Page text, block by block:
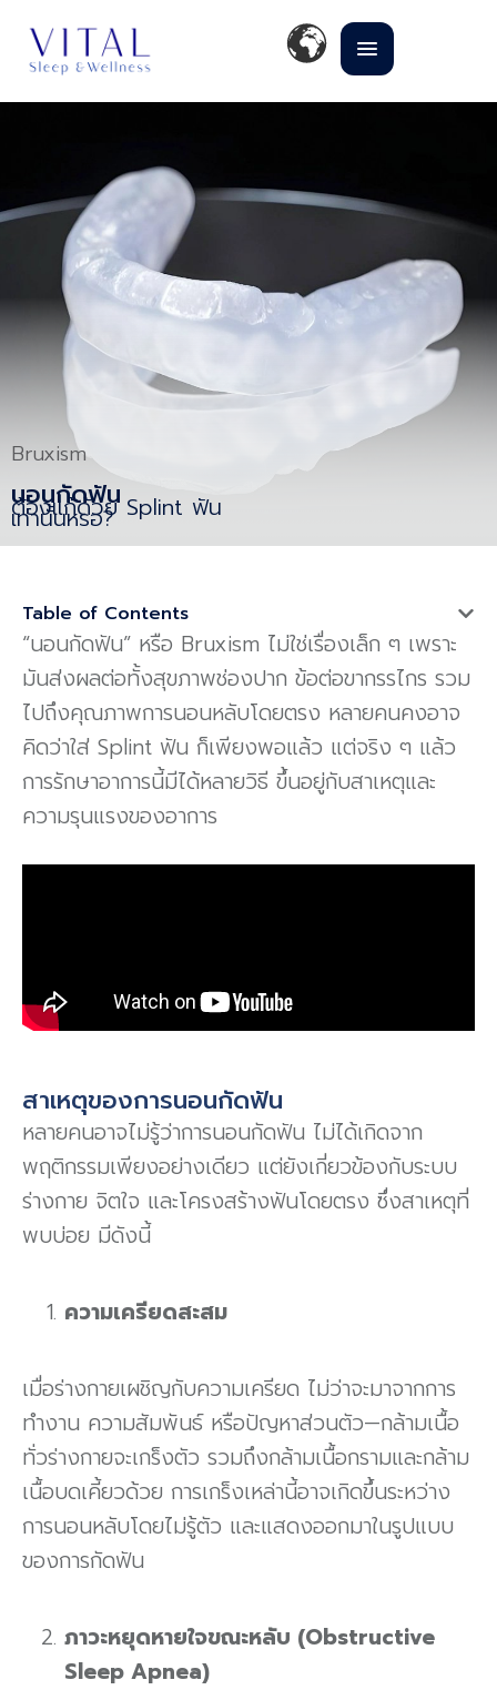
Bruxism
นอนกัดฟัน
ต้องแก้ด้วย Splint ฟัน
เท่านั้นหรอ?
Table of Contents
“นอนกัดฟัน” หรือ Bruxism ไม่ใช่เรื่องเล็ก ๆ เพราะ
มันส่งผลต่อทั้งสุขภาพช่องปาก ข้อต่อขากรรไกร รวม
ไปถึงคุณภาพการนอนหลับโดยตรง หลายคนคงอาจ
คิดว่าใส่ Splint ฟัน ก็เพียงพอแล้ว แต่จริง ๆ แล้ว
การรักษาอาการนี้มีได้หลายวิธี ขึ้นอยู่กับสาเหตุและ
ความรุนแรงของอาการ
สาเหตุของการนอนกัดฟัน
หลายคนอาจไม่รู้ว่าการนอนกัดฟัน ไม่ได้เกิดจาก
พฤติกรรมเพียงอย่างเดียว แต่ยังเกี่ยวข้องกับระบบ
ร่างกาย จิตใจ และโครงสร้างฟันโดยตรง ซึ่งสาเหตุที่
พบบ่อย มีดังนี้
ความเครียดสะสม
เมื่อร่างกายเผชิญกับความเครียด ไม่ว่าจะมาจากการ
ทำงาน ความสัมพันธ์ หรือปัญหาส่วนตัว—กล้ามเนื้อ
ทั่วร่างกายจะเกร็งตัว รวมถึงกล้ามเนื้อกรามและกล้าม
เนื้อบดเคี้ยวด้วย การเกร็งเหล่านี้อาจเกิดขึ้นระหว่าง
การนอนหลับโดยไม่รู้ตัว และแสดงออกมาในรูปแบบ
ของการกัดฟัน
ภาวะหยุดหายใจขณะหลับ (Obstructive
Sleep Apnea)